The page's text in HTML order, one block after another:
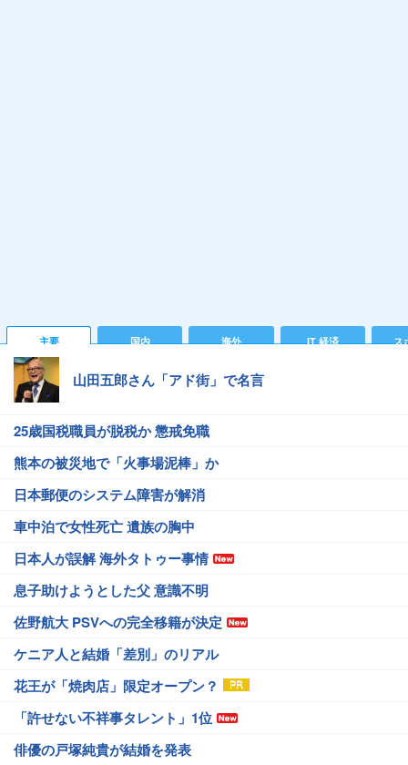
主要 国内 海外 IT 経済 ス
山田五郎さん「アド街」で名言
25歳国税職員が脱税か 懲戒免職
熊本の被災地で「火事場泥棒」か
日本郵便のシステム障害が解消
車中泊で女性死亡 遺族の胸中
日本人が誤解 海外タトゥー事情
息子助けようとした父 意識不明
佐野航大 PSVへの完全移籍が決定
ケニア人と結婚「差別」のリアル
花王が「焼肉店」限定オープン？
「許せない不祥事タレント」1位
俳優の戸塚純貴が結婚を発表